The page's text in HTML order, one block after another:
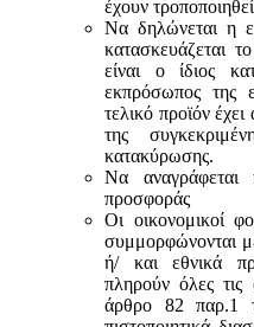
έχουν
Να δηλώνεται η
κατασκευάζεται
είναι ο ίδιος
εκπρόσωπος της
τελικό προϊόν
της
κατακύρωσης.
Να αναγράφεται
προσφοράς
Οι οικονομικοί
συμμορφώνονται
ή/ και εθνικά
πληρούν όλες τις
άρθρο 82 παρ.1